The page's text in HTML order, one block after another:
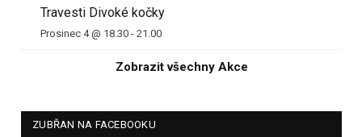
Travesti Divoké kočky
Prosinec 4 @ 18.30 - 21.00
Zobrazit všechny Akce
ZUBŘAN NA FACEBOOKU